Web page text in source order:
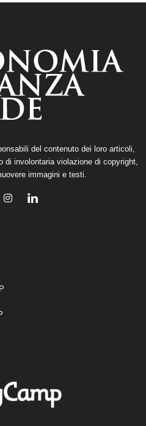
del contenuto dei loro articoli,
involontaria violazione di copyright,
immagini e testi.